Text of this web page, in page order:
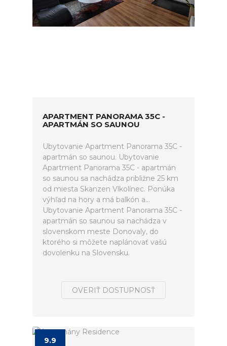
APARTMENT PANORAMA 35C -
APARTMÁN SO SAUNOU
Ubytovanie Apartment Panorama 35C -
apartmán so saunou. Ubytovanie
Apartment Panorama 35C - apartmán
so saunou sa nachádza približne 25 km
od miesta Skanzen Vlkolínec. Ponúka
výhľad na hory a má balkón a...
Ubytovanie Apartment Panorama 35C -
apartmán so saunou sa nachádza v
slovenskom meste Donovaly, do
ktorého si môžete naplánovať vašú
dovolenku na Slovensku.
OVERIŤ DOSTUPNOSŤ
9.9